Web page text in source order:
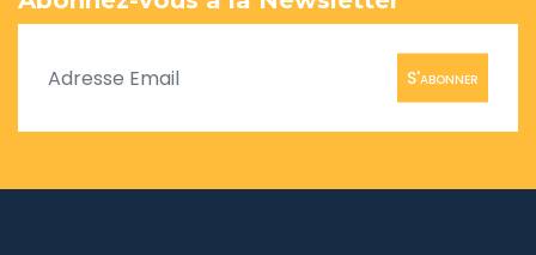
S'abonner